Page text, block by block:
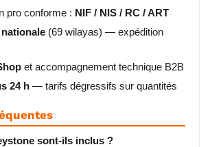
pro conforme : NIF / NIS / RC / ART
(69 wilayas) — expédition
et accompagnement technique B2B
24 h — tarifs dégressifs sur quantités
sont-ils inclus ?